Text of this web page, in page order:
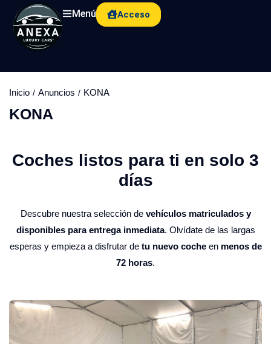
Menú Acceso
Inicio Anuncios KONA
KONA
Coches listos para ti en solo 3
días​
Descubre nuestra selección de vehículos matriculados y
disponibles para entrega inmediata. Olvídate de las largas
esperas y empieza a disfrutar de tu nuevo cocheen menos de
72 horas.